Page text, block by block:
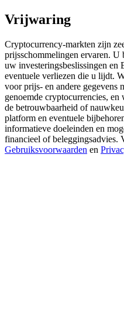
Deposit CASHCAT &
Share 500000
Exclusive for BitMart
Register & Trade to Win
Vrijwaring
Cryptocurrency-markten zijn
prijsschommelingen ervaren.
uw investeringsbeslissingen en
eventuele verliezen die u lijdt.
voor prijs- en andere gegevens
genoemde cryptocurrencies,
de betrouwbaarheid of
platform en eventuele
informatieve doeleinden en
financieel of beleggingsadvies.
Gebruiksvoorwaarden en